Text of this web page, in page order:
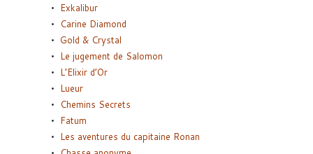
Exkalibur
Carine Diamond
Gold & Crystal
Le jugement de Salomon
L’Elixir d’Or
Lueur
Chemins Secrets
Fatum
Les aventures du capitaine Ronan